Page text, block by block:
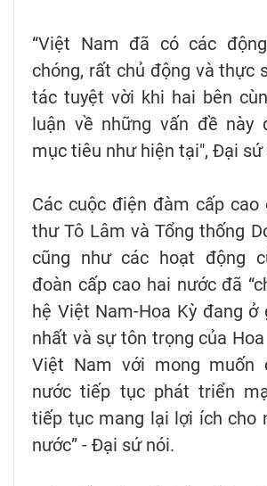
“Việt Nam đã có các
chóng, rất chủ động và thực
tác tuyệt vời khi hai bên
luận về những vấn đề này
mục tiêu như hiện tại", Đại sứ
Các cuộc điện đàm cấp cao
thư Tô Lâm và Tổng thống
cũng như các hoạt động
đoàn cấp cao hai nước đã
hệ Việt Nam-Hoa Kỳ đang ở
nhất và sự tôn trọng của
Việt Nam với mong muốn
nước tiếp tục phát triển
tiếp tục mang lại lợi ích cho
nước” - Đại sứ nói.